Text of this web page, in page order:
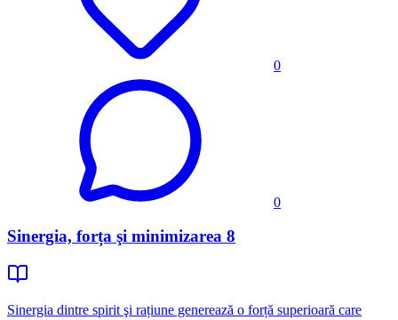
0
0
Sinergia, forța şi minimizarea 8
Sinergia dintre spirit şi rațiune generează o forță superioară care